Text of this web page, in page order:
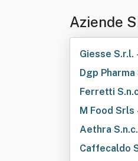
Aziende
Giesse S.r.l.
Dgp Pharma
Ferretti
M Food Srls
Aethra
Caffecaldo